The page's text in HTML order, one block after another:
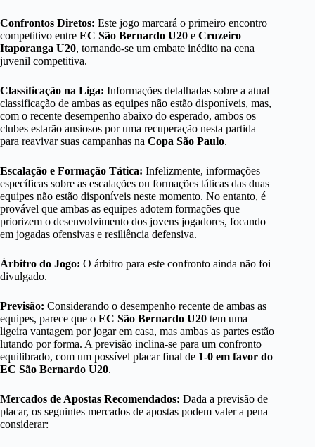
Confrontos Diretos: Este jogo marcará o primeiro encontro
competitivo entre EC São Bernardo U20 e Cruzeiro
Itaporanga U20, tornando-se um embate inédito na cena
juvenil competitiva.
Classificação na Liga: Informações detalhadas sobre a atual
classificação de ambas as equipes não estão disponíveis, mas,
com o recente desempenho abaixo do esperado, ambos os
clubes estarão ansiosos por uma recuperação nesta partida
para reavivar suas campanhas na Copa São Paulo.
Escalação e Formação Tática: Infelizmente, informações
específicas sobre as escalações ou formações táticas das duas
equipes não estão disponíveis neste momento. No entanto, é
provável que ambas as equipes adotem formações que
priorizem o desenvolvimento dos jovens jogadores, focando
em jogadas ofensivas e resiliência defensiva.
Árbitro do Jogo: O árbitro para este confronto ainda não foi
divulgado.
Previsão: Considerando o desempenho recente de ambas as
equipes, parece que o EC São Bernardo U20 tem uma
ligeira vantagem por jogar em casa, mas ambas as partes estão
lutando por forma. A previsão inclina-se para um confronto
equilibrado, com um possível placar final de 1-0 em favor do
EC São Bernardo U20.
Mercados de Apostas Recomendados: Dada a previsão de
placar, os seguintes mercados de apostas podem valer a pena
considerar: